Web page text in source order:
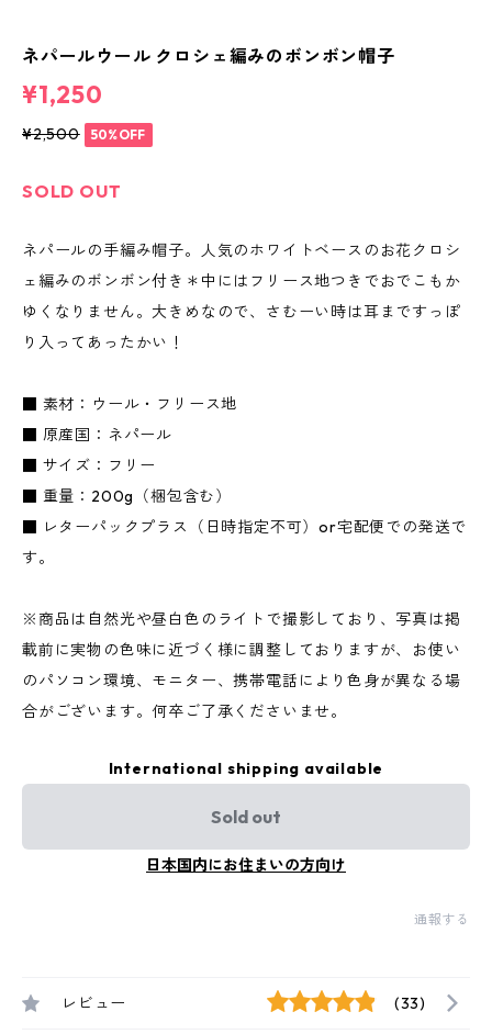
ネパールウール クロシェ編みのボンボン帽子
¥1,250
¥2,500 50%OFF
SOLD OUT
ネパールの手編み帽子。人気のホワイトベースのお花クロシ
ェ編みのボンボン付き＊中にはフリース地つきでおでこもか
ゆくなりません。大きめなので、さむーい時は耳まですっぽ
り入ってあったかい！
■ 素材：ウール・フリース地
■ 原産国：ネパール
■ サイズ：フリー
■ 重量：200g（梱包含む）
■ レターパックプラス（日時指定不可）or宅配便での発送で
す。
※商品は自然光や昼白色のライトで撮影しており、写真は掲
載前に実物の色味に近づく様に調整しておりますが、お使い
のパソコン環境、モニター、携帯電話により色身が異なる場
合がございます。何卒ご了承くださいませ。
International shipping available
Sold out
日本国内にお住まいの方向け
通報する
レビュー (33)